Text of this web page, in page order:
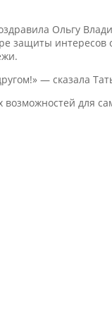
Ольгу
— сказала
для